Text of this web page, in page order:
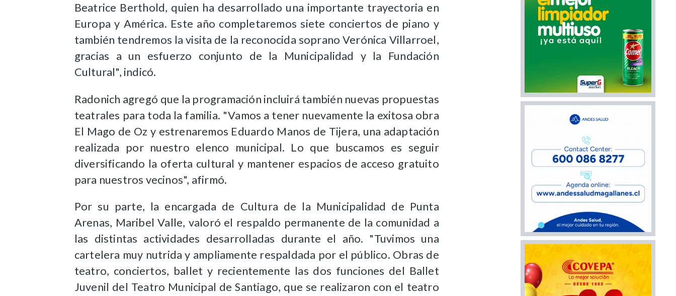
Beatrice Berthold, quien ha desarrollado una importante trayectoria en
Europa y América. Este año completaremos siete conciertos de piano y
también tendremos la visita de la reconocida soprano Verónica Villarroel,
gracias a un esfuerzo conjunto de la Municipalidad y la Fundación
Cultural", indicó.
Radonich agregó que la programación incluirá también nuevas propuestas
teatrales para toda la familia. "Vamos a tener nuevamente la exitosa obra
El Mago de Oz y estrenaremos Eduardo Manos de Tijera, una adaptación
realizada por nuestro elenco municipal. Lo que buscamos es seguir
diversificando la oferta cultural y mantener espacios de acceso gratuito
para nuestros vecinos", afirmó.
Por su parte, la encargada de Cultura de la Municipalidad de Punta
Arenas, Maribel Valle, valoró el respaldo permanente de la comunidad a
las distintas actividades desarrolladas durante el año. "Tuvimos una
cartelera muy nutrida y ampliamente respaldada por el público. Obras de
teatro, conciertos, ballet y recientemente las dos funciones del Ballet
Juvenil del Teatro Municipal de Santiago, que se realizaron con el teatro